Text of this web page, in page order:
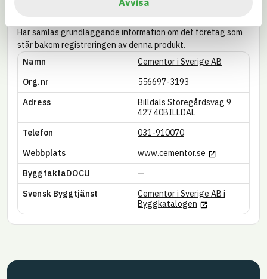
Avvisa
Här samlas grundläggande information om det företag som
står bakom registreringen av denna produkt.
Namn
Cementor i Sverige AB
Org.nr
556697-3193
Adress
Billdals Storegårdsväg 9
427 40BILLDAL
Telefon
031-910070
Webbplats
www.cementor.se Länk till annan
ByggfaktaDOCU
Svensk Byggtjänst
Cementor i Sverige AB i
Byggkatalogen Länk till annan